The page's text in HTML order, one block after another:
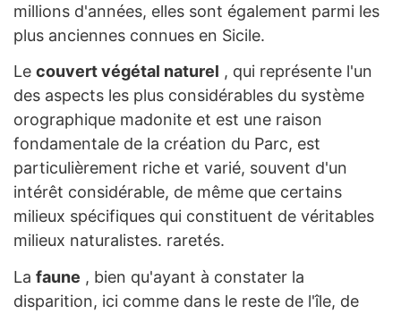
millions d'années, elles sont également parmi les
plus anciennes connues en Sicile.
Le couvert végétal naturel , qui représente l'un
des aspects les plus considérables du système
orographique madonite et est une raison
fondamentale de la création du Parc, est
particulièrement riche et varié, souvent d'un
intérêt considérable, de même que certains
milieux spécifiques qui constituent de véritables
milieux naturalistes. raretés.
La faune , bien qu'ayant à constater la
disparition, ici comme dans le reste de l'île, de